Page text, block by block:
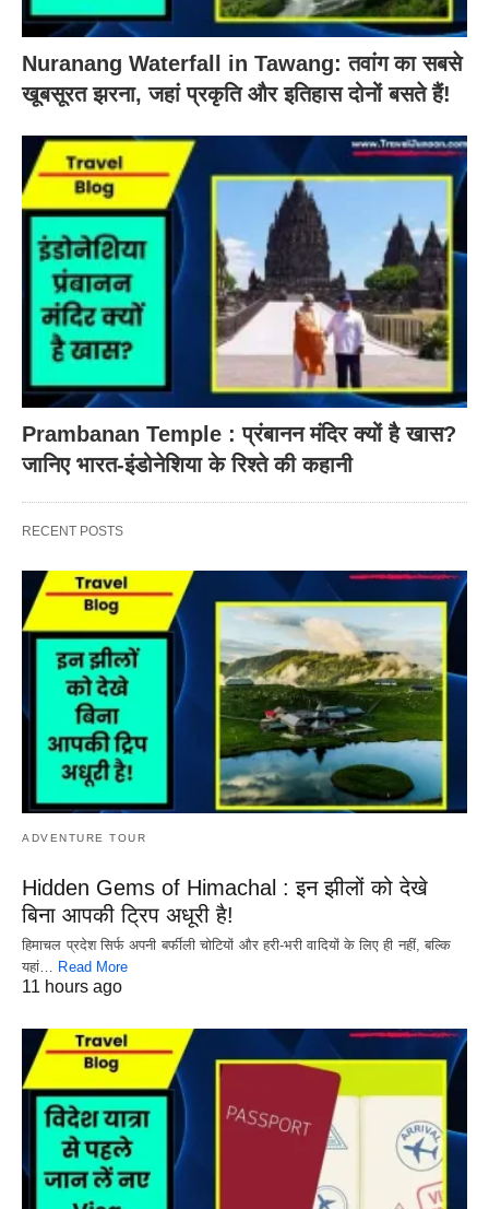
Nuranang Waterfall in Tawang: तवांग का सबसे
खूबसूरत झरना, जहां प्रकृति और इतिहास दोनों बसते हैं!
Prambanan Temple : प्रंबानन मंदिर क्यों है खास?
जानिए भारत-इंडोनेशिया के रिश्ते की कहानी
RECENT POSTS
ADVENTURE TOUR
Hidden Gems of Himachal : इन झीलों को देखे
बिना आपकी ट्रिप अधूरी है!
हिमाचल प्रदेश सिर्फ अपनी बर्फीली चोटियों और हरी-भरी वादियों के लिए ही नहीं, बल्कि
यहां… Read More
11 hours ago